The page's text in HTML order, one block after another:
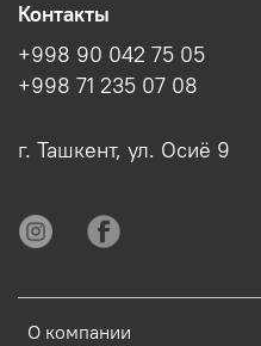
О компании
Контакты
+998 90 042 75 05
+998 71 235 07 08
г. Ташкент, ул. Осиё 9